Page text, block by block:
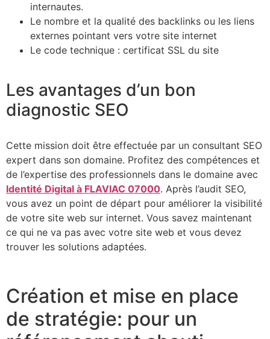
internautes.
Le nombre et la qualité des backlinks ou les liens
externes pointant vers votre site internet
Le code technique : certificat SSL du site
Les avantages d’un bon
diagnostic SEO
Cette mission doit être effectuée par un consultant SEO
expert dans son domaine. Profitez des compétences et
de l’expertise des professionnels dans le domaine avec
Identité Digital à FLAVIAC 07000. Après l’audit SEO,
vous avez un point de départ pour améliorer la visibilité
de votre site web sur internet. Vous savez maintenant
ce qui ne va pas avec votre site web et vous devez
trouver les solutions adaptées.
Création et mise en place
de stratégie: pour un